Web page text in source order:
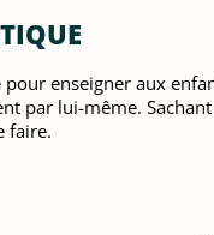
enseigner aux
par lui-même.
faire.